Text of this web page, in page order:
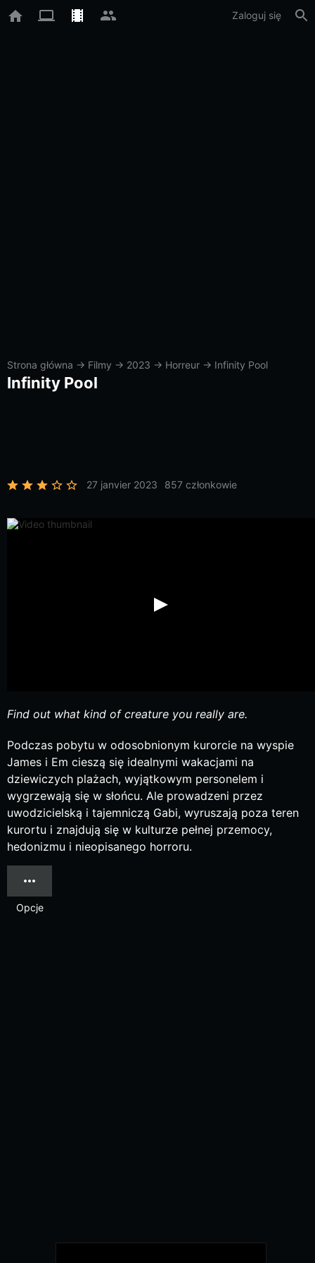
Zaloguj się
Strona główna → Filmy → 2023 → Horreur → Infinity Pool
Infinity Pool
27 janvier 2023 857 członkowie
Find out what kind of creature you really are.
Podczas pobytu w odosobnionym kurorcie na wyspie
James i Em cieszą się idealnymi wakacjami na
dziewiczych plażach, wyjątkowym personelem i
wygrzewają się w słońcu. Ale prowadzeni przez
uwodzicielską i tajemniczą Gabi, wyruszają poza teren
kurortu i znajdują się w kulturze pełnej przemocy,
hedonizmu i nieopisanego horroru.
Opcje